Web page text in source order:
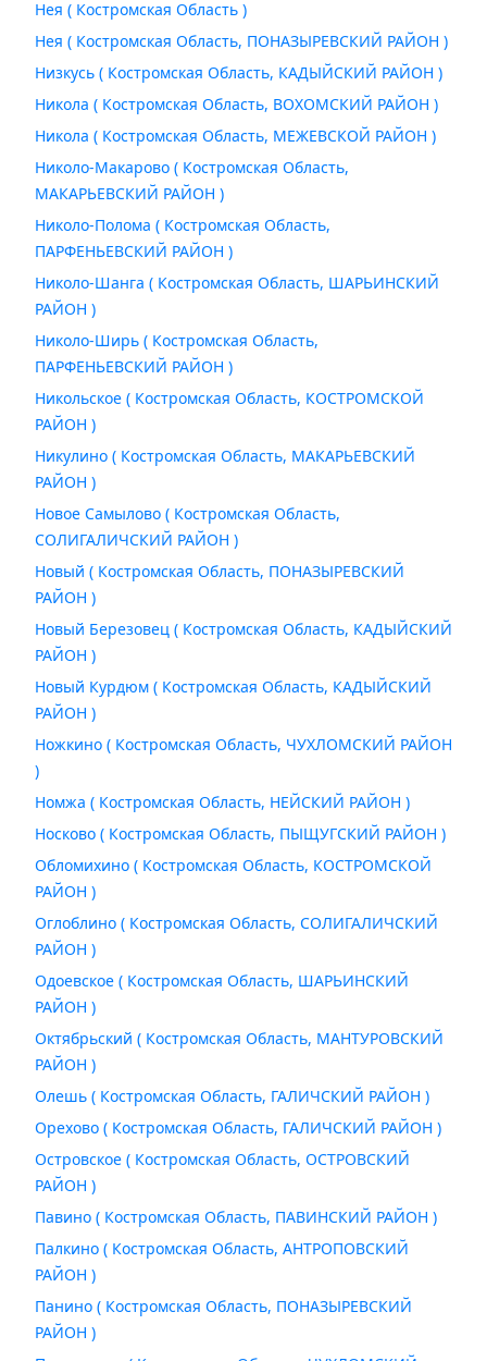
Нея ( Костромская Область )
Нея ( Костромская Область, ПОНАЗЫРЕВСКИЙ РАЙОН )
Низкусь ( Костромская Область, КАДЫЙСКИЙ РАЙОН )
Никола ( Костромская Область, ВОХОМСКИЙ РАЙОН )
Никола ( Костромская Область, МЕЖЕВСКОЙ РАЙОН )
Николо-Макарово ( Костромская Область,
МАКАРЬЕВСКИЙ РАЙОН )
Николо-Полома ( Костромская Область,
ПАРФЕНЬЕВСКИЙ РАЙОН )
Николо-Шанга ( Костромская Область, ШАРЬИНСКИЙ
РАЙОН )
Николо-Ширь ( Костромская Область,
ПАРФЕНЬЕВСКИЙ РАЙОН )
Никольское ( Костромская Область, КОСТРОМСКОЙ
РАЙОН )
Никулино ( Костромская Область, МАКАРЬЕВСКИЙ
РАЙОН )
Новое Самылово ( Костромская Область,
СОЛИГАЛИЧСКИЙ РАЙОН )
Новый ( Костромская Область, ПОНАЗЫРЕВСКИЙ
РАЙОН )
Новый Березовец ( Костромская Область, КАДЫЙСКИЙ
РАЙОН )
Новый Курдюм ( Костромская Область, КАДЫЙСКИЙ
РАЙОН )
Ножкино ( Костромская Область, ЧУХЛОМСКИЙ РАЙОН
)
Номжа ( Костромская Область, НЕЙСКИЙ РАЙОН )
Носково ( Костромская Область, ПЫЩУГСКИЙ РАЙОН )
Обломихино ( Костромская Область, КОСТРОМСКОЙ
РАЙОН )
Оглоблино ( Костромская Область, СОЛИГАЛИЧСКИЙ
РАЙОН )
Одоевское ( Костромская Область, ШАРЬИНСКИЙ
РАЙОН )
Октябрьский ( Костромская Область, МАНТУРОВСКИЙ
РАЙОН )
Олешь ( Костромская Область, ГАЛИЧСКИЙ РАЙОН )
Орехово ( Костромская Область, ГАЛИЧСКИЙ РАЙОН )
Островское ( Костромская Область, ОСТРОВСКИЙ
РАЙОН )
Павино ( Костромская Область, ПАВИНСКИЙ РАЙОН )
Палкино ( Костромская Область, АНТРОПОВСКИЙ
РАЙОН )
Панино ( Костромская Область, ПОНАЗЫРЕВСКИЙ
РАЙОН )